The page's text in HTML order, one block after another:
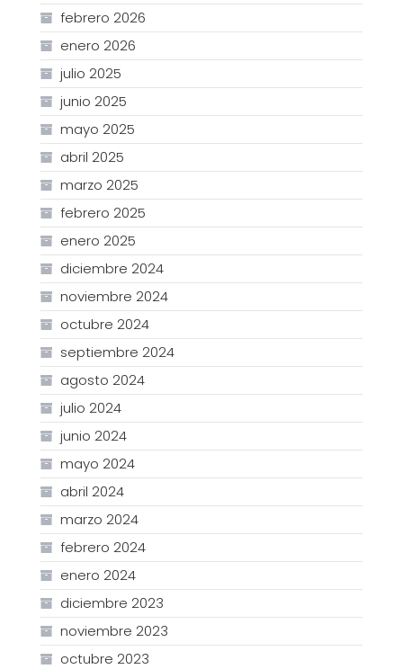
febrero 2026
enero 2026
julio 2025
junio 2025
mayo 2025
abril 2025
marzo 2025
febrero 2025
enero 2025
diciembre 2024
noviembre 2024
octubre 2024
septiembre 2024
agosto 2024
julio 2024
junio 2024
mayo 2024
abril 2024
marzo 2024
febrero 2024
enero 2024
diciembre 2023
noviembre 2023
octubre 2023